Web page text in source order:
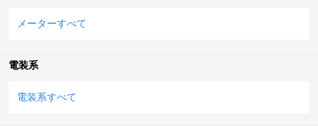
メーターすべて
電装系
電装系すべて